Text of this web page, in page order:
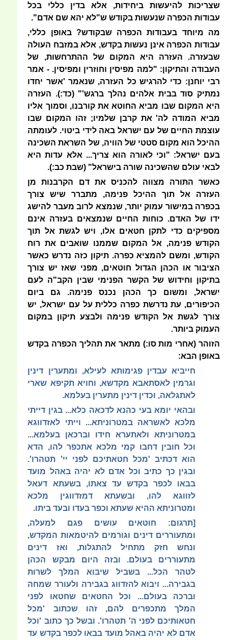
שצריכות להיעשות ביחידות, אלא בדין כללי בכל
עבודות הכפרה שנעשות בקודש ש"לא יהא שם אדם".
מה מיוחד בעבודות הכפרה שבקודש? באופן כללי,
עבודות הכפרה אינן נעשות בקדש, אלא במזבח העולה
שבעזרה. העזרה היא המקום של ההתרחשות, של
העבודה והתיקון: "למה מפיסין וחוזרין ומפיסין. - אמר
רבי יוחנן: כדי להרגיש כל העזרה, שנאמר 'אשר יחדו
נמתיק סוד בבית אלהים נהלך ברגש'" (כד:). העזרה
היא המקום שבו מביא החוטא את קורבנו, וסמוך אליו
מביא המודה לה' את קרבן שלמיו; זהו המקום שבו
עוצמת החיים של עם ישראל באה לידי ביטוי. לעומתה
ההיכל הוא מקום סטטי של הוויה, של השראת השכינה
בעם ישראל: "וכי לאורה הוא צריך... אלא עדות היא
לבאי עולם שהשכינה שורה בישראל" (שבת כב:).
כאשר התורה מצווה להכניס את דם הקרבנות מן
העזרה אל תוך ההיכל פנימה, מתברר שיש צורך
בכפרה במישור עמוק יותר, שנמצא לרוב מעבר להישג
ידו של האדם. כוחות החיים שנמצאים בעזרה אינם
מספיקים כדי לתקן חטאים אלו, ויש לגשת אל תוך
הקודש פנימה, אל המקום שממנו שואבים את רוח
הקודש, ומשם להמציא כפרה. תיקון כזה נדרש כאשר
הציבור או הכהן הגדול חוטאים, מפני שאז יש צורך
בתיקון וחידוש של הקשר הפנימי שבין הקב"ה לעם
ישראל, ומשום כך הכהן נכנס פנימה. גם ביום
הכיפורים, עת נדרשת כפרה כללית על עם ישראל, יש
צורך לגשת אל הקודש פנימה ולבצע תיקון במקום
העמוק ביותר.
הזוהר (אחרי מות סו:) מתאר את תהליך הכפרה בקדש
באופן הבא:
חייביא עבדין פגימותא לעילא, ומתערין דינין
וגרמין לאסתאבא מקדשא, וחויא תקיפא שארי
לאתגלאה, וכדין דינין מתערין בעלמא.
ובהאי יומא בעי כהנא לדכאה כלא... בגין דייתי
מלכא לאשראה במטרוניתא... וייתי לאזדווגא
במטרוניתא ולאתערא חידו וברכאן בעלמא...
וכל חובין דחבו קמי מלכא אתכפר להו, הדא
הוא דכתיב 'מכל חטאתיכם לפני יי' תטהרו'.
ובגין כך כתיב וכל אדם לא יהיה באהל מועד
בבאו לכפר בקדש עד צאתו, בשעתא דעאל
לזווגא להו, ובשעתא דמזדווגין מלכא
ומטרוניתא ההיא שעתא וכפר בעדו ובעד ביתו.
[תרגום: חוטאים עושים פגם למעלה,
ומתעוררים דינים וגורמים להיטמאות המקדש,
ונחש חזק מתחיל להתגלות, ואז דינים
מתעוררים בעולם. ובזה היום מבקש הכהן
לטהר הכל... בשביל שיבוא המלך לשרות
בגבירה... ויבוא להזדווג בגבירה ולעורר שמחה
וברכה בעולם... וכל החטאים שחטאו לפני
המלך מתכפרים להם, זהו שכתוב 'מכל
חטאותיכם לפני ה' תטהרו'. ובשל כך כתוב 'וכל
אדם לא יהיה באהל מועד בבאו לכפר בקדש עד